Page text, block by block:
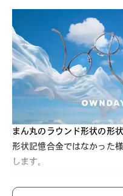
まん丸のラウンド形状の形
形状記憶合金ではなかった
します。